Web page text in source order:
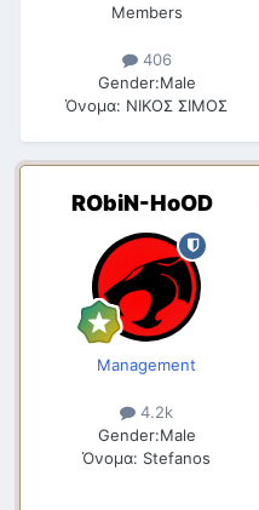
Members
406
Gender:Male
Όνομα: ΝΙΚΟΣ ΣΙΜΟΣ
RObiN-HoOD
Management
4.2k
Gender:Male
Όνομα: Stefanos